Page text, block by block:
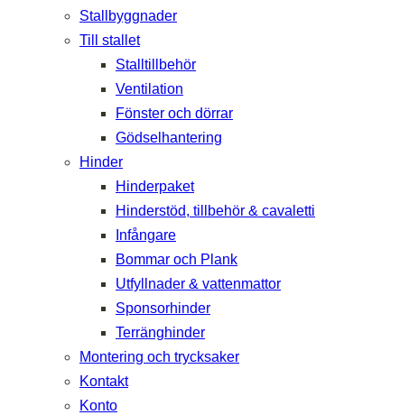
Stallbyggnader
Till stallet
Stalltillbehör
Ventilation
Fönster och dörrar
Gödselhantering
Hinder
Hinderpaket
Hinderstöd, tillbehör & cavaletti
Infångare
Bommar och Plank
Utfyllnader & vattenmattor
Sponsorhinder
Terränghinder
Montering och trycksaker
Kontakt
Konto